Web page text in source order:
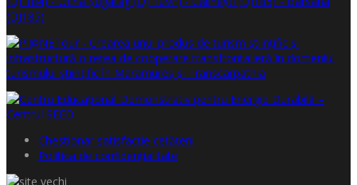
Chestionar satisfacţie cetăţeni
Politica de confidențialitate